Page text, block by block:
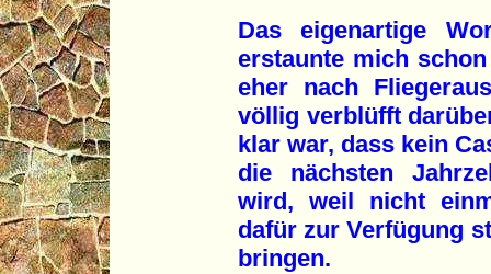
Das eigenartige
erstaunte mich
eher nach
völlig verblüfft
klar war, dass kein
die nächsten
wird, weil nicht
dafür zur Verfügung
bringen.